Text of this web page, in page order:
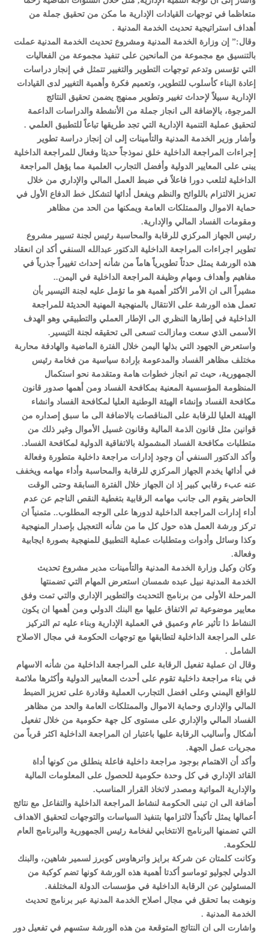
متعاظما في توجهات القيادات الإدارية ما مكن من تحقيق جملة من
أهداف استراتيجية تحديث الخدمة المدنية .
وقال:” إن وزارة الخدمة المدنية ومشروع تحديث الخدمة المدنية عملت
بالتنسيق مع مجموعة من المانحين على تنفيذ مجموعة من الفعاليات
التي تؤسس وتدعم توجهات التطوير والتغيير تتمثل في إنجاز دراسات
إعادة البناء كأسلوب للتطوير، وتعميم فكرة وأهمية التغيير لدى القيادات
الإدارية سبيلاً لإحداث تغيير وتطوير ممنهج يضمن تحقيق النتائج
المرجوة، بالإضافة الى انجاز جملة من الأنشطة والدراسات الداعمة
لتحقيق عملية التنمية الإدارية التي تجد طريقها تباعاً للتطبيق العلمي .
وأشار وزير الخدمة المدنية والتأمينات إلى ان إنجاز دراسة تطوير
إجراءات المراجعة الداخلية خلق نموذجاً حديثا وفعال للمراجعة الداخلية
يبنى على المعايير الدولية وأفضل التجارب العلمية مما يؤهل المراجعة
الداخلية لتلعب دورا فاعلاً في ضبط العمل المالي والإداري من خلال
تعزيز الالتزام باللوائح والنظم ويفعل أدائها لتشكل خط الدفاع الأول في
حماية الاموال والممتلكات العامة ويمكنها من الحد من مظاهر
ومقومات الفساد المالي والإدارية.
رئيس الجهاز المركزي للرقابة والمحاسبة رئيس لجنة تسيير مشروع
تطوير اجراءات المراجعة الداخلية الدكتور عبدالله السنفي أكد ان انعقاد
هذه الورشة يمثل حدثاً تطويرياً هاماً من شأنه إحداث تغييراً جذرياً في
مفاهيم وأهداف ومهام وظيفة المراجعة الداخلية في اليمن..
مشيراً الى ان الأمر الأكثر أهمية هو ما تؤمل عليه لجنة التيسير بأن
تعمل هذه الورشة على الانتقال بالمنهجية المهنية الحديثة للمراجعة
الداخلية في إطارها النظري الى الإطار العملي والتطبيقي وهو الهدف
الأسمى الذي سعت ومازالت تسعى الى تحقيقه لجنة التيسير.
واستعرض الجهود التي بذلها اليمن خلال الفترة الماضية والهادفة محاربة
مختلف مظاهر الفساد والمدعومة بإرادة سياسية من فخامة رئيس
الجمهورية، حيث تم انجاز خطوات هامة ومتقدمة نحو استكمال
المنظومة المؤسسية المعنية بمكافحة الفساد ومن أهمها صدور قانون
مكافحة الفساد وإنشاء الهيئة الوطنية العليا لمكافحة الفساد وانشاء
الهيئة العليا للرقابة على المناقصات بالاضافة الى ما سبق إصداره من
قوانين مثل قانون الذمة المالية وقانون غسيل الأموال وغير ذلك من
متطلبات مكافحة الفساد المشمولة بالاتفاقية الدولية لمكافحة الفساد.
وأكد الدكتور السنفي أن وجود إدارات مراجعة داخلية متطورة وفعالة
في أدائها يخدم الجهاز المركزي للرقابة والمحاسبة وأداء مهامه ويخفف
عنه عبء رقابي كبير إذ ان الجهاز خلال الفترة السابقة وحتى الوقت
الحاضر يقوم الى جانب مهامه الرقابية بتغطية النقص الناجم عن عدم
أداء إدارات المراجعة الداخلية لدورها على الوجه المطلوب.. متمنياً ان
تركز ورشة العمل هذه حول كل ما من شأنه التعجيل بإصدار المنهجية
وكذا وسائل وأدوات ومتطلبات عملية التطبيق للمنهجية بصورة ايجابية
وفعالة.
وكان وكيل وزارة الخدمة المدنية والتأمينات مدير مشروع تحديث
الخدمة المدنية نبيل عبده شمسان استعرض المهام التي تضمنتها
المرحلة الأولى من برنامج التحديث والتطوير الإداري والتي تمت وفق
معايير موضوعية تم الاتفاق عليها مع البنك الدولي ومن أهمها ان يكون
النشاط ذا تأثير عام وعميق في العملية الإدارية وبناء عليه تم التركيز
على المراجعة الداخلية لتطابقها مع توجهات الحكومة في مجال الاصلاح
الشامل .
وقال ان عملية تفعيل الرقابة على المراجعة الداخلية من شأنه الاسهام
في بناء مراجعة داخلية تقوم على أحدث المعايير الدولية وأكثرها ملائمة
للواقع اليمني وعلى افضل التجارب العملية وقادرة على تعزيز الضبط
المالي والإداري وحماية الاموال والممتلكات العامة والحد من مظاهر
الفساد المالي والإداري على مستوى كل جهة حكومية من خلال تفعيل
أشكال وأساليب الرقابة عليها باعتبار ان المراجعة الداخلية اكثر قرباً من
مجريات عمل الجهة.
وأكد أن الاهتمام بوجود مراجعة داخلية فاعلة ينطلق من كونها أداة
القائد الإداري في كل وحدة حكومية للحصول على المعلومات المالية
والإدارية المواتية ومصدر لاتخاذ القرار المناسب.
أضافة الى ان تبنى الحكومة لنشاط المراجعة الداخلية والتفاعل مع نتائج
أعمالها يمثل تأكيداً لالتزامها بتنفيذ السياسات والتوجهات لتحقيق الاهداف
التي تضمنها البرنامج الانتخابي لفخامة رئيس الجمهورية والبرنامج العام
للحكومة.
وكانت كلمتان عن شركة برايز واترهاوس كوبرز لسمير شاهين، والبنك
الدولي لجوليو توماسو أكدتا أهمية هذه الورشة كونها تضم كوكبة من
المسئولين عن الرقابة الداخلية في مؤسسات الدولة المختلفة.
ونوهت بما تحقق في مجال اصلاح الخدمة المدنية عبر برنامج تحديث
الخدمة المدنية .
واشارت الى ان النتائج المتوقعة من هذه الورشة ستسهم في تفعيل دور